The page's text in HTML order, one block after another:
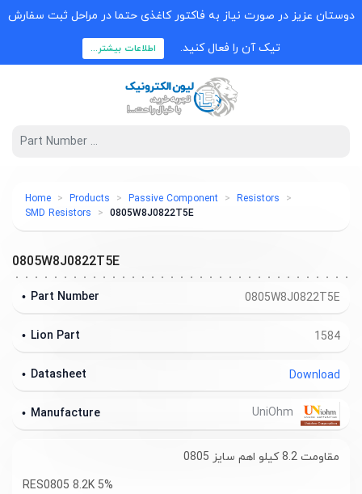
دوستان عزیز در صورت نیاز به فاکتور کاغذی حتما در مراحل ثبت سفارش
تیک آن را فعال کنید. اطلاعات بیشتر...
Home Products Passive Component
Resistors
SMD Resistors
0805W8J0822T5E
0805W8J0822T5E
0805W8J0822T5E
Part Number
1584
Lion Part
Download
Datasheet
Manufacture
مقاومت 8.2 کیلو اهم سایز 0805
RES0805 8.2K 5%